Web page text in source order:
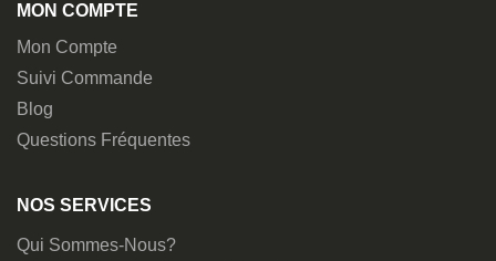
MON COMPTE
Mon Compte
Suivi Commande
Blog
Questions Fréquentes
NOS SERVICES
Qui Sommes-Nous?